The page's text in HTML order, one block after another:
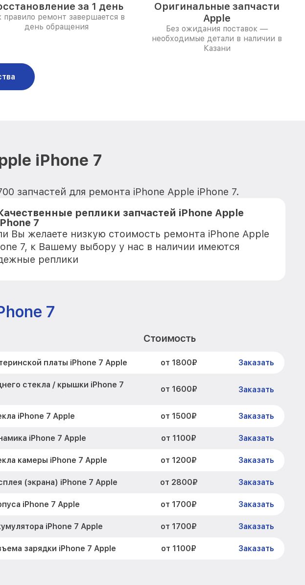
за 1 день
правило ремонт завершается в
день обращения
Оригинальные запчасти
Apple
Без ожидания поставок —
необходимые детали в наличии в
Казани
iPhone 7
запчастей для ремонта iPhone Apple iPhone 7.
реплики запчастей iPhone Apple
7
Вы желаете низкую стоимость ремонта iPhone Apple
7, к Вашему выбору у нас в наличии имеются
реплики
7
Стоимость
платы iPhone 7 Apple от 1800₽ Заказать
стекла / крышки iPhone 7
от 1600₽ Заказать
iPhone 7 Apple от 1500₽ Заказать
iPhone 7 Apple от 1100₽ Заказать
камеры iPhone 7 Apple от 1200₽ Заказать
(экрана) iPhone 7 Apple от 2800₽ Заказать
iPhone 7 Apple от 1700₽ Заказать
iPhone 7 Apple от 1700₽ Заказать
зарядки iPhone 7 Apple от 1100₽ Заказать